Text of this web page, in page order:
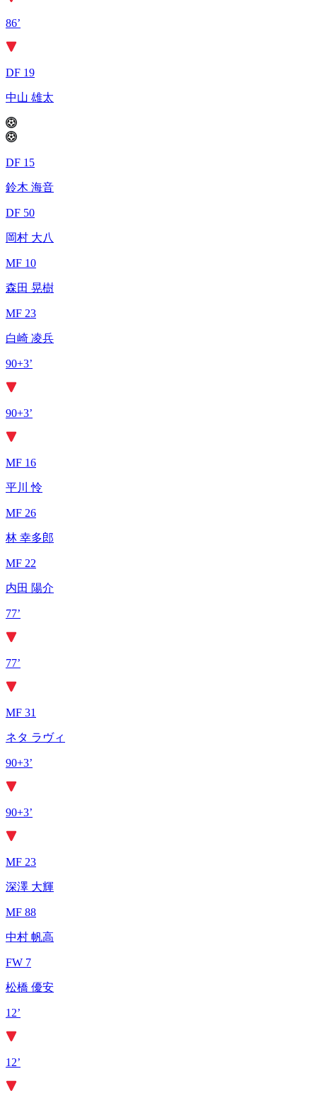
86’
DF 19
中山 雄太
DF 15
鈴木 海音
DF 50
岡村 大八
MF 10
森田 晃樹
MF 23
白崎 凌兵
90+3’
90+3’
MF 16
平川 怜
MF 26
林 幸多郎
MF 22
内田 陽介
77’
77’
MF 31
ネタ ラヴィ
90+3’
90+3’
MF 23
深澤 大輝
MF 88
中村 帆高
FW 7
松橋 優安
12’
12’